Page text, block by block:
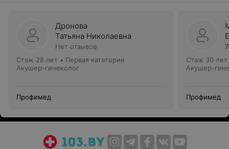
Дронова
Татьяна Николаевна
Нет отзывов
Стаж 28 лет • Первая категория
Акушер-гинеколог
Профимед
Стаж 30 лет
Акушер-
Профимед